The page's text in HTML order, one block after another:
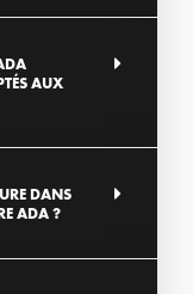
AUX
DANS
ADA ?